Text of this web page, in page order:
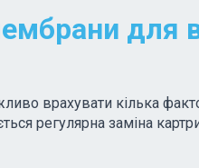
для
врахувати кілька
регулярна заміна